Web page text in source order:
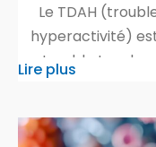
Le TDAH
hyperactivité)
trouble
Cependant, de
car le
Lire plus